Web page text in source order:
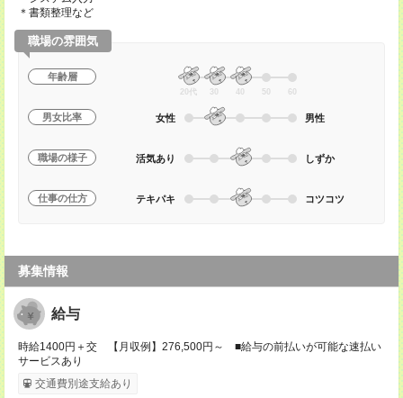
＊書類整理など
職場の雰囲気
年齢層
20代 30 40 50 60
男女比率 女性 男性
職場の様子 活気あり しずか
仕事の仕方 テキパキ コツコツ
募集情報
給与
時給1400円＋交 【月収例】276,500円～ ■給与の前払いが可能な速払い
サービスあり
交通費別途支給あり